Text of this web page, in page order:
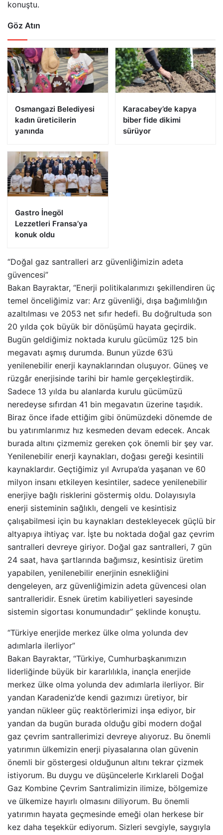
konuştu.
Göz Atın
Osmangazi Belediyesi
kadın üreticilerin
yanında
Karacabey’de kapya
biber fide dikimi
sürüyor
Gastro İnegöl
Lezzetleri Fransa’ya
konuk oldu
“Doğal gaz santralleri arz güvenliğimizin adeta
güvencesi”
Bakan Bayraktar, “Enerji politikalarımızı şekillendiren üç
temel önceliğimiz var: Arz güvenliği, dışa bağımlılığın
azaltılması ve 2053 net sıfır hedefi. Bu doğrultuda son
20 yılda çok büyük bir dönüşümü hayata geçirdik.
Bugün geldiğimiz noktada kurulu gücümüz 125 bin
megavatı aşmış durumda. Bunun yüzde 63’ü
yenilenebilir enerji kaynaklarından oluşuyor. Güneş ve
rüzgâr enerjisinde tarihi bir hamle gerçekleştirdik.
Sadece 13 yılda bu alanlarda kurulu gücümüzü
neredeyse sıfırdan 41 bin megavatın üzerine taşıdık.
Biraz önce ifade ettiğim gibi önümüzdeki dönemde de
bu yatırımlarımız hız kesmeden devam edecek. Ancak
burada altını çizmemiz gereken çok önemli bir şey var.
Yenilenebilir enerji kaynakları, doğası gereği kesintili
kaynaklardır. Geçtiğimiz yıl Avrupa’da yaşanan ve 60
milyon insanı etkileyen kesintiler, sadece yenilenebilir
enerjiye bağlı risklerini göstermiş oldu. Dolayısıyla
enerji sisteminin sağlıklı, dengeli ve kesintisiz
çalışabilmesi için bu kaynakları destekleyecek güçlü bir
altyapıya ihtiyaç var. İşte bu noktada doğal gaz çevrim
santralleri devreye giriyor. Doğal gaz santralleri, 7 gün
24 saat, hava şartlarında bağımsız, kesintisiz üretim
yapabilen, yenilenebilir enerjinin esnekliğini
dengeleyen, arz güvenliğimizin adeta güvencesi olan
santralleridir. Esnek üretim kabiliyetleri sayesinde
sistemin sigortası konumundadır” şeklinde konuştu.
“Türkiye enerjide merkez ülke olma yolunda dev
adımlarla ilerliyor”
Bakan Bayraktar, “Türkiye, Cumhurbaşkanımızın
liderliğinde büyük bir kararlılıkla, inançla enerjide
merkez ülke olma yolunda dev adımlarla ilerliyor. Bir
yandan Karadeniz’de kendi gazımızı üretiyor, bir
yandan nükleer güç reaktörlerimizi inşa ediyor, bir
yandan da bugün burada olduğu gibi modern doğal
gaz çevrim santrallerimizi devreye alıyoruz. Bu önemli
yatırımın ülkemizin enerji piyasalarına olan güvenin
önemli bir göstergesi olduğunun altını tekrar çizmek
istiyorum. Bu duygu ve düşüncelerle Kırklareli Doğal
Gaz Kombine Çevrim Santralimizin ilimize, bölgemize
ve ülkemize hayırlı olmasını diliyorum. Bu önemli
yatırımın hayata geçmesinde emeği olan herkese bir
kez daha teşekkür ediyorum. Sizleri sevgiyle, saygıyla